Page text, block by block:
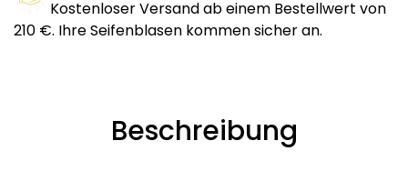
Kostenloser Versand ab einem Bestellwert von
210 €. Ihre Seifenblasen kommen sicher an.
Beschreibung